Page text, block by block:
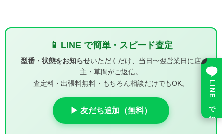
📱 LINE で簡単・スピード査定
型番・状態をお知らせいただくだけ、当日〜翌営業日に店
主・草間がご返信。
査定料・出張料無料・もちろん相談だけでもOK。
▶ 友だち追加（無料） LINE で相談
×